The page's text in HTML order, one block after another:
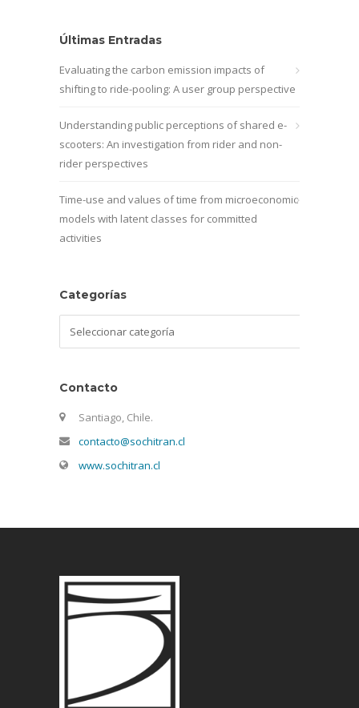
Últimas Entradas
Evaluating the carbon emission impacts of
shifting to ride-pooling: A user group perspective
Understanding public perceptions of shared e-
scooters: An investigation from rider and non-
rider perspectives
Time-use and values of time from microeconomic
models with latent classes for committed
activities
Categorías
Contacto
Santiago, Chile.
contacto@sochitran.cl
www.sochitran.cl